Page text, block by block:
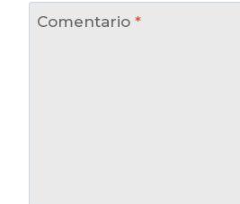
Comentario *